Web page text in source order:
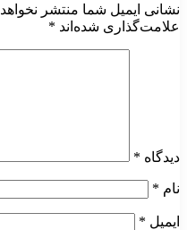
نشانی ایمیل شما منتشر
علامت‌گذاری شده‌اند *
دیدگاه *
نام *
ایمیل *